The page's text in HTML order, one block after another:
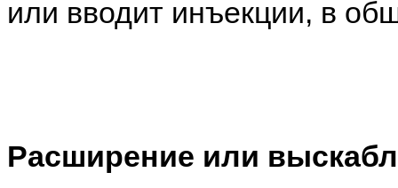
или вводит инъекции, в
Расширение или